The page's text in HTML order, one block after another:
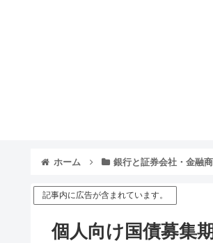
ホーム 銀行と証券会社・金融
記事内に広告が含まれています。
個人向け国債募集